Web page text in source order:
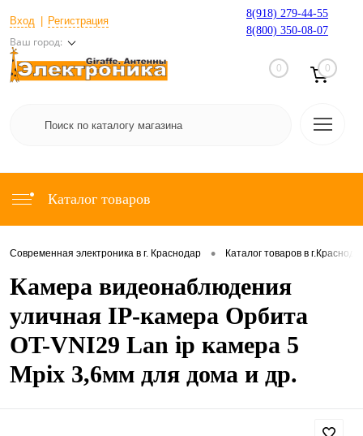
Вход Регистрация
Ваш город:
8(918) 279-44-55
8(800) 350-08-07
0 0
Каталог товаров
Современная электроника в г. Краснодар • Каталог товаров в
Камера видеонаблюдения
уличная IP-камера Орбита
OT-VNI29 Lan ip камера 5
Mpix 3,6мм для дома и др.